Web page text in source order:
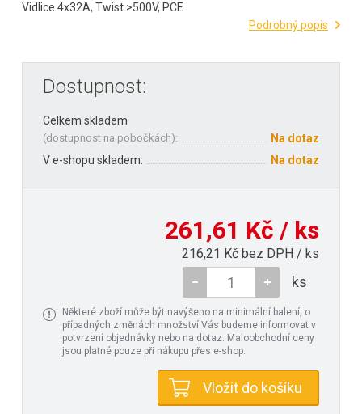
Vidlice 4x32A, Twist >500V, PCE
Podrobný popis
Dostupnost:
Celkem skladem
(dostupnost na pobočkách):
Na dotaz
V e-shopu skladem:
Na dotaz
261,61 Kč / ks
216,21 Kč bez DPH / ks
ks
Některé zboží může být navýšeno na minimální balení, o
případných změnách množství Vás budeme informovat v
potvrzení objednávky nebo na dotaz. Maloobchodní ceny
jsou platné pouze při nákupu přes e-shop.
Vložit do košíku